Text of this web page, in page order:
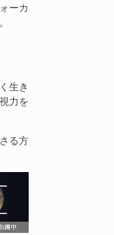
ーカ
生き
力を
る方